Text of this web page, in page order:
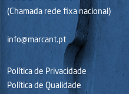
(Chamada rede fixa nacional)
info@marcant.pt
Política de Privacidade
Política de Qualidade